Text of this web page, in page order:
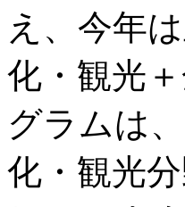
え、今年
化・観光
グラムは
化・観光